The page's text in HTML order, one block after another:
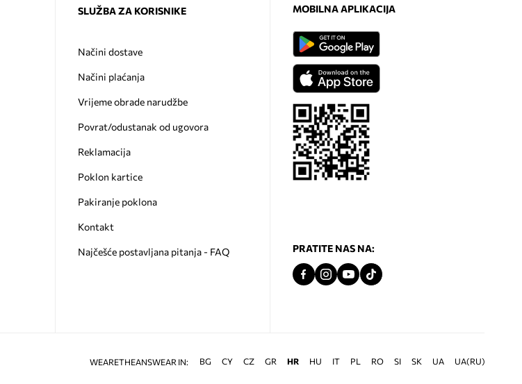
SLUŽBA ZA KORISNIKE
Načini dostave
Načini plaćanja
Vrijeme obrade narudžbe
Povrat/odustanak od ugovora
Reklamacija
Poklon kartice
Pakiranje poklona
Kontakt
Najčešće postavljana pitanja - FAQ
MOBILNA APLIKACIJA
PRATITE NAS NA:
WEARETHEANSWEAR IN: BG CY CZ GR HR HU IT PL RO SI SK UA UA(RU)